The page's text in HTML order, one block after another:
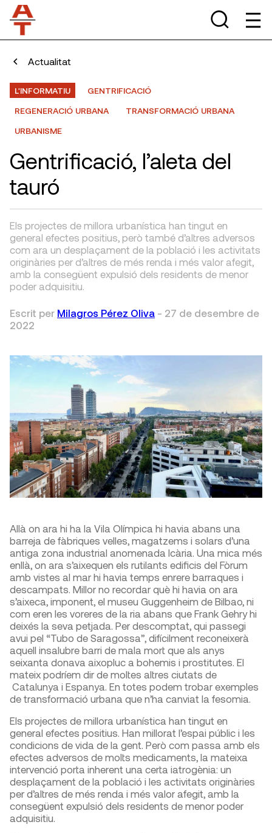
Actualitat
L'INFORMATIU
GENTRIFICACIÓ
REGENERACIÓ URBANA
TRANSFORMACIÓ URBANA
URBANISME
Gentrificació, l’aleta del
tauró
Els projectes de millora urbanística han tingut en
general efectes positius, però també d’altres adversos
com ara un desplaçament de la població i les activitats
originàries per d’altres de més renda i més valor afegit,
amb la consegüent expulsió dels residents de menor
poder adquisitiu.
Escrit per Milagros Pérez Oliva - 27 de desembre de
2022
Allà on ara hi ha la Vila Olímpica hi havia abans una
barreja de fàbriques velles, magatzems i solars d’una
antiga zona industrial anomenada Icària. Una mica més
enllà, on ara s’aixequen els rutilants edificis del Fòrum
amb vistes al mar hi havia temps enrere barraques i
descampats. Millor no recordar què hi havia on ara
s’aixeca, imponent, el museu Guggenheim de Bilbao, ni
com eren les voreres de la ria abans que Frank Gehry hi
deixés la seva petjada. Per descomptat, qui passegi
avui pel “Tubo de Saragossa”, difícilment reconeixerà
aquell insalubre barri de mala mort que als anys
seixanta donava aixopluc a bohemis i prostitutes. El
mateix podríem dir de moltes altres ciutats de
Catalunya i Espanya. En totes podem trobar exemples
de transformació urbana que n’ha canviat la fesomia.
Els projectes de millora urbanística han tingut en
general efectes positius. Han millorat l’espai públic i les
condicions de vida de la gent. Però com passa amb els
efectes adversos de molts medicaments, la mateixa
intervenció porta inherent una certa iatrogènia: un
desplaçament de la població i les activitats originàries
per d’altres de més renda i més valor afegit, amb la
consegüent expulsió dels residents de menor poder
adquisitiu.